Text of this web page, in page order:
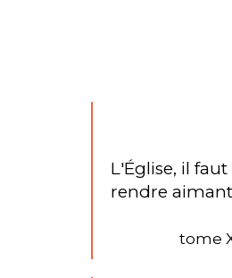
L'Église, il
rendre
tome